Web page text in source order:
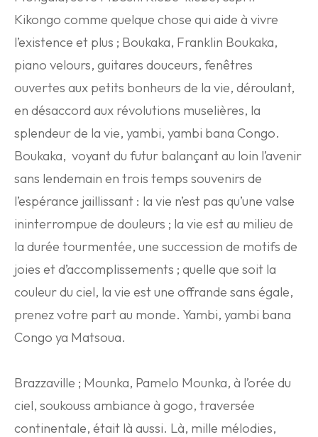
Kikongo comme quelque chose qui aide à vivre
l’existence et plus ; Boukaka, Franklin Boukaka,
piano velours, guitares douceurs, fenêtres
ouvertes aux petits bonheurs de la vie, déroulant,
en désaccord aux révolutions muselières, la
splendeur de la vie, yambi, yambi bana Congo.
Boukaka, voyant du futur balançant au loin l’avenir
sans lendemain en trois temps souvenirs de
l’espérance jaillissant : la vie n’est pas qu’une valse
ininterrompue de douleurs ; la vie est au milieu de
la durée tourmentée, une succession de motifs de
joies et d’accomplissements ; quelle que soit la
couleur du ciel, la vie est une offrande sans égale,
prenez votre part au monde. Yambi, yambi bana
Congo ya Matsoua.
Brazzaville ; Mounka, Pamelo Mounka, à l’orée du
ciel, soukouss ambiance à gogo, traversée
continentale, était là aussi. Là, mille mélodies,